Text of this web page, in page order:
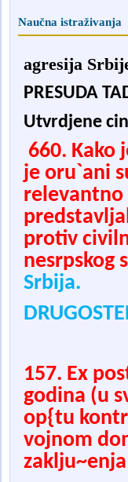
Naučna istraživanja
agresija
PRESUDA
Utvrdjene c
660. Kako
je oru`ani
relevantno
protiv
nesrpskog
Srbija.
157. Ex
godina (u
op{tu
vojnom